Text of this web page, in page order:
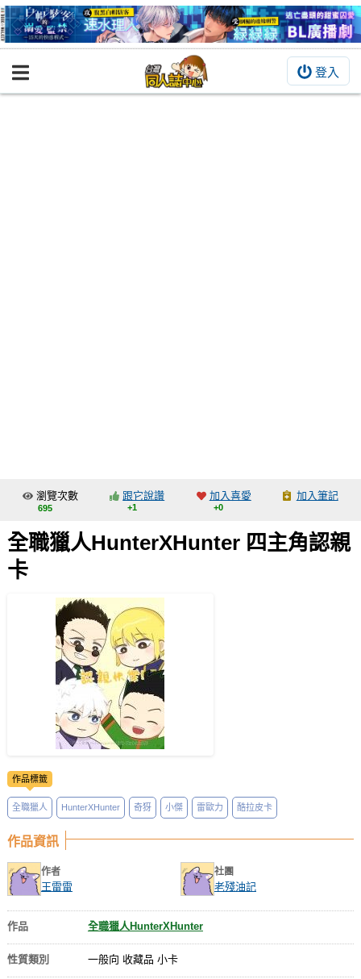
登入
BOOKY書集倉庫
交流中心
攤位轉讓區
會員功能選單
註冊會員
登入
瀏覽次數
695
跟它說讚
+1
加入喜愛
+0
加入筆記
全職獵人HunterXHunter 四主角認親
卡
作品標籤
全職獵人 HunterXHunter 奇犽 小傑 雷歐力 酷拉皮卡
作品資訊
作者
王雷雷
社團
老殘油記
作品 全職獵人HunterXHunter
性質類別 一般向 收藏品 小卡